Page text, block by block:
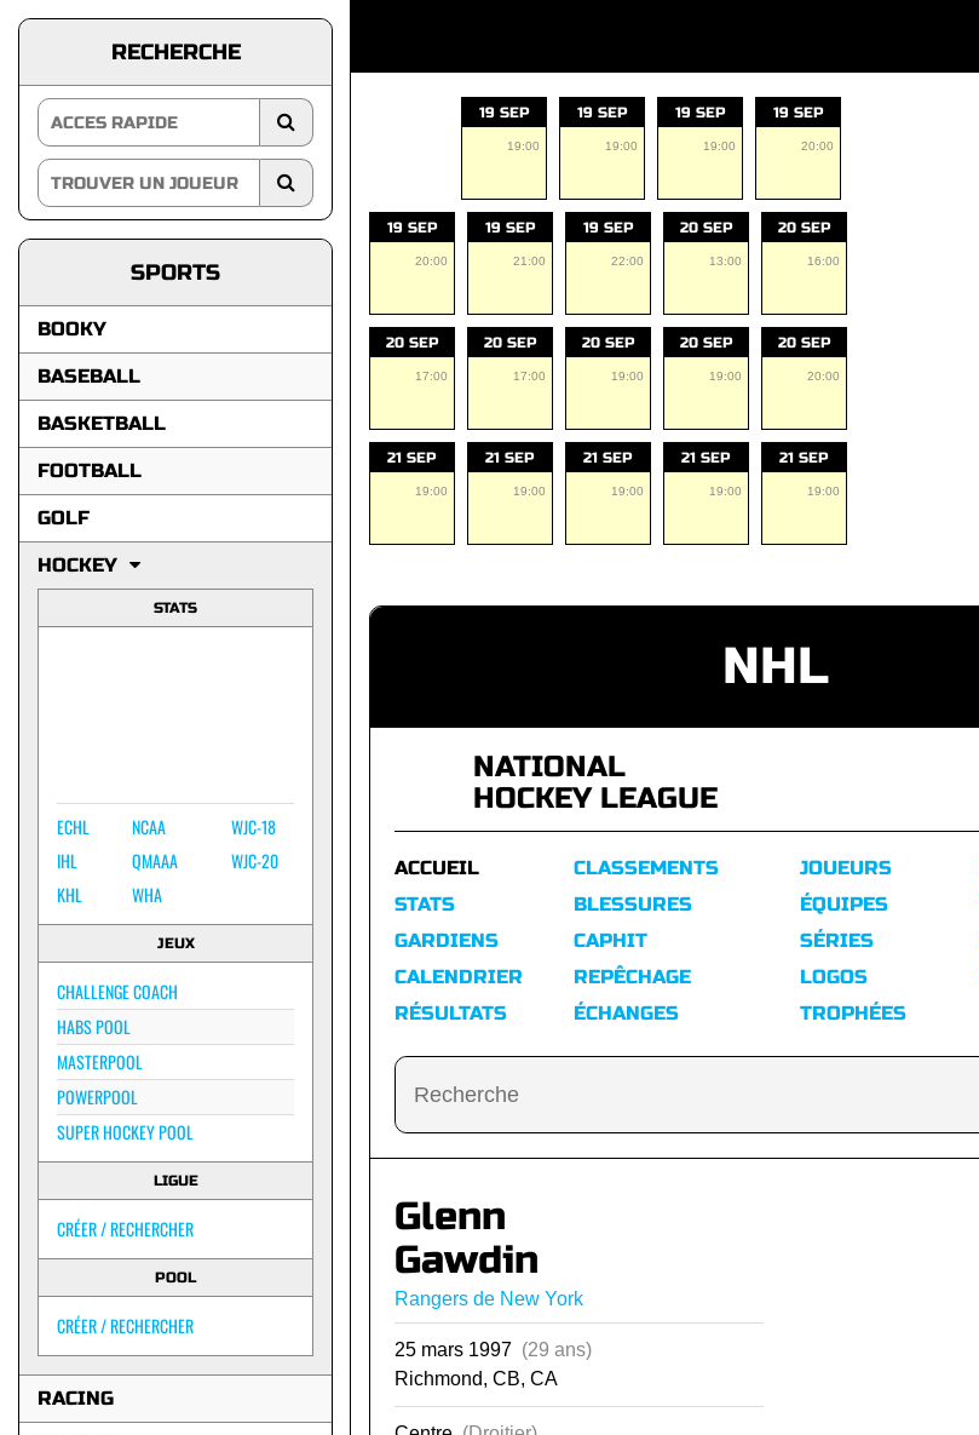
RECHERCHE
SPORTS
BOOKY
BASEBALL
BASKETBALL
FOOTBALL
GOLF
HOCKEY
STATS
ECHL
IHL
KHL
NCAA
QMAAA
WHA
WJC-18
WJC-20
JEUX
CHALLENGE COACH
HABS POOL
MASTERPOOL
POWERPOOL
SUPER HOCKEY POOL
LIGUE
CRÉER / RECHERCHER
POOL
CRÉER / RECHERCHER
RACING
19 SEP
19:00
19 SEP
19:00
19 SEP
19:00
19 SEP
20:00
19 SEP
20:00
19 SEP
21:00
19 SEP
22:00
20 SEP
13:00
20 SEP
16:00
20 SEP
17:00
20 SEP
17:00
20 SEP
19:00
20 SEP
19:00
20 SEP
20:00
21 SEP
19:00
21 SEP
19:00
21 SEP
19:00
21 SEP
19:00
21 SEP
19:00
NHL
NATIONAL
HOCKEY LEAGUE
ACCUEIL
STATS
GARDIENS
CALENDRIER
RÉSULTATS
CLASSEMENTS
BLESSURES
CAPHIT
REPÊCHAGE
ÉCHANGES
JOUEURS
ÉQUIPES
SÉRIES
LOGOS
TROPHÉES
Glenn
Gawdin
Rangers de New York
25 mars 1997 (29 ans)
Richmond, CB, CA